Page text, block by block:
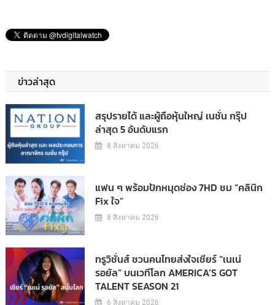
ข่าวล่าสุด
สรุปรายได้ และผู้ถือหุ้นใหญ่ เนชั่น กรุ๊ป
ล่าสุด 5 อันดับแรก
8 สิงหาคม 2026
แฟน ๆ พร้อมปักหมุดช่อง 7HD ชม “คลินิก
Fix ใจ”
8 สิงหาคม 2026
ทรูวิชั่นส์ ชวนคนไทยส่งใจเชียร์ “เนเน่
รอยัล” บนเวทีโลก AMERICA’S GOT
TALENT SEASON 21
6 สิงหาคม 2026